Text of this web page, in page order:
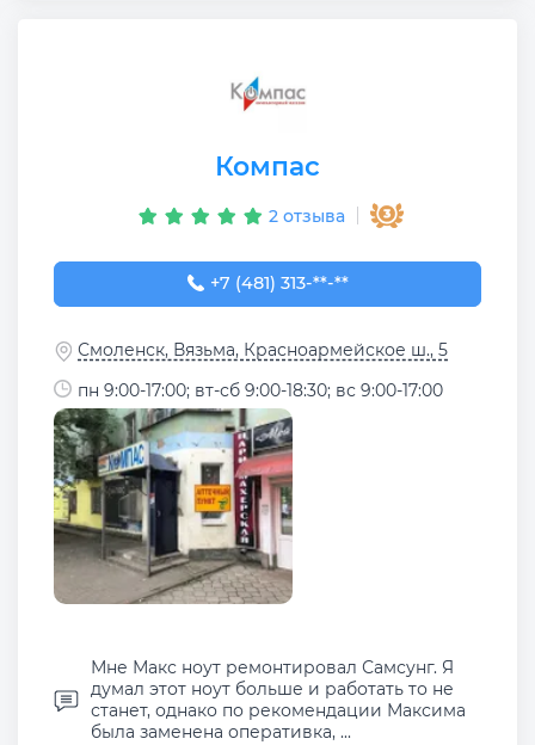
Компас
2 отзыва
+7 (481) 313-60-55
+7 (481) 313-**-**
Смоленск, Вязьма, Красноармейское ш., 5
пн 9:00-17:00; вт-сб 9:00-18:30; вс 9:00-17:00
Мне Макс ноут ремонтировал Самсунг. Я
думал этот ноут больше и работать то не
станет, однако по рекомендации Максима
была заменена оперативка, ...